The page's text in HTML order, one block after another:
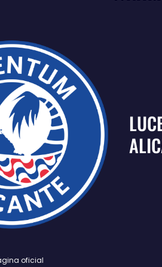
oficial